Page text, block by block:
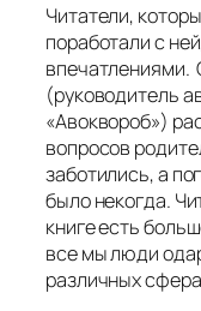
Читатели,
поработали с
впечатлениями.
(руководитель
«Авоквороб»)
вопросов
заботились, а
было некогда.
книге есть
все мы люди
различных